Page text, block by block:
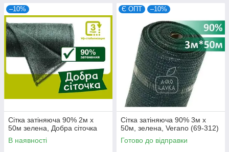
–10%
Сітка затіняюча 90% 2м х
50м зелена, Добра сіточка
В наявності
Є ОПТ –10%
Сітка затіняюча 90% 3м х
50м, зелена, Verano (69-312)
Готово до відправки